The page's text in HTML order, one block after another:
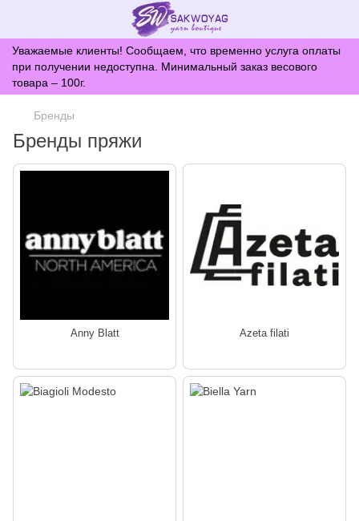
Уважаемые клиенты! Сообщаем, что временно услуга оплаты
при получении недоступна. Минимальный заказ весового
товара – 100г.
Бренды
Бренды пряжи
Anny Blatt Azeta filati